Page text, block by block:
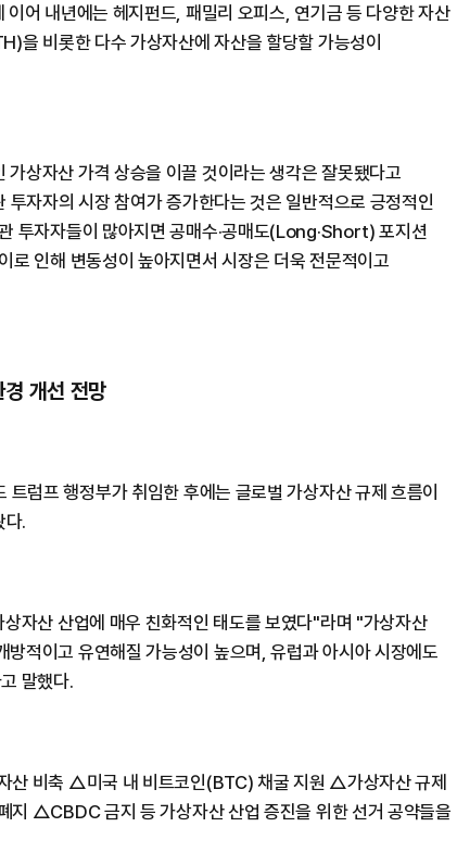
어 내년에는 헤지펀드, 패밀리 오피스, 연기금 등 다양한 자산
을 비롯한 다수 가상자산에 자산을 할당할 가능성이
가상자산 가격 상승을 이끌 것이라는 생각은 잘못됐다고
자자의 시장 참여가 증가한다는 것은 일반적으로 긍정적인
투자자들이 많아지면 공매수·공매도(Long·Short) 포지션
로 인해 변동성이 높아지면서 시장은 더욱 전문적이고
개선 전망
럼프 행정부가 취임한 후에는 글로벌 가상자산 규제 흐름이
다.
자산 산업에 매우 친화적인 태도를 보였다"라며 "가상자산
방적이고 유연해질 가능성이 높으며, 유럽과 아시아 시장에도
말했다.
산 비축 △미국 내 비트코인(BTC) 채굴 지원 △가상자산 규제
지 △CBDC 금지 등 가상자산 산업 증진을 위한 선거 공약들을